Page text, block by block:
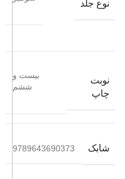
نوع جلد
نوبت
چاپ
بیست و
ششم
شابک 9789643690373